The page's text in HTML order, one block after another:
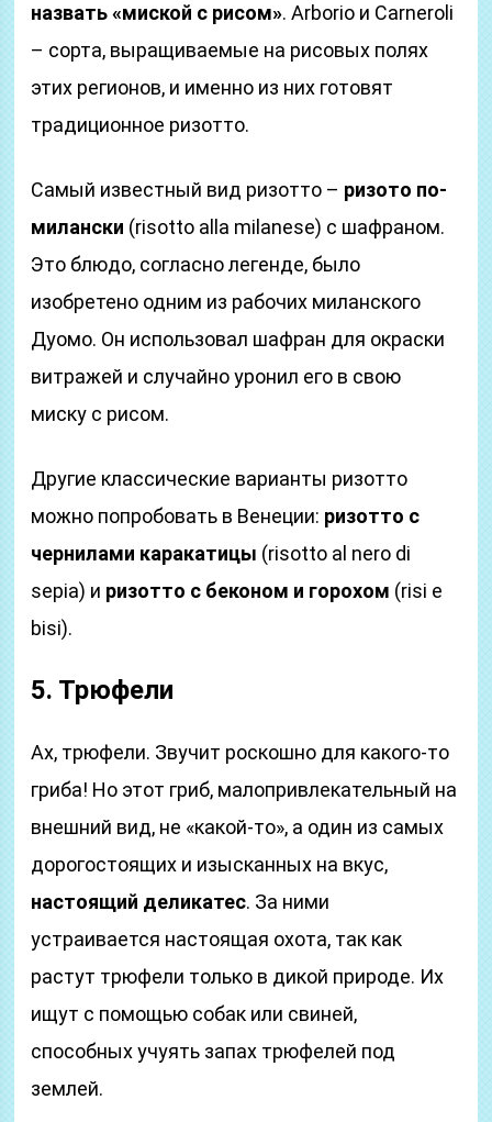
назвать «миской с рисом». Arborio и Carneroli
– сорта, выращиваемые на рисовых полях
этих регионов, и именно из них готовят
традиционное ризотто.
Самый известный вид ризотто – ризото по-
милански (risotto alla milanese) с шафраном.
Это блюдо, согласно легенде, было
изобретено одним из рабочих миланского
Дуомо. Он использовал шафран для окраски
витражей и случайно уронил его в свою
миску с рисом.
Другие классические варианты ризотто
можно попробовать в Венеции: ризотто с
чернилами каракатицы (risotto al nero di
sepia) и ризотто с беконом и горохом (risi e
bisi).
5. Трюфели
Ах, трюфели. Звучит роскошно для какого-то
гриба! Но этот гриб, малопривлекательный на
внешний вид, не «какой-то», а один из самых
дорогостоящих и изысканных на вкус,
настоящий деликатес. За ними
устраивается настоящая охота, так как
растут трюфели только в дикой природе. Их
ищут с помощью собак или свиней,
способных учуять запах трюфелей под
землей.